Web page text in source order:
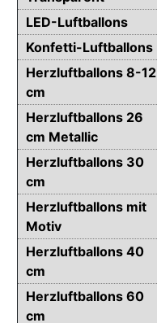
LED-Luftballons
Konfetti-Luftballons
Herzluftballons 8-12
cm
Herzluftballons 26
cm Metallic
Herzluftballons 30
cm
Herzluftballons mit
Motiv
Herzluftballons 40
cm
Herzluftballons 60
cm